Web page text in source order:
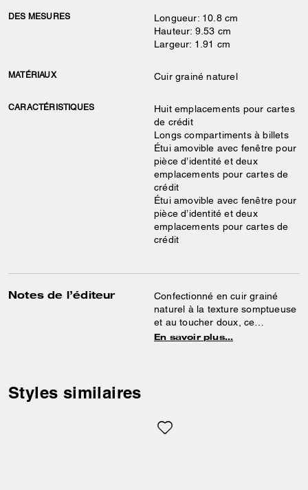
DES MESURES
Longueur: 10.8 cm
Hauteur: 9.53 cm
Largeur: 1.91 cm
MATÉRIAUX Cuir grainé naturel
CARACTÉRISTIQUES
Huit emplacements pour cartes
de crédit
Longs compartiments à billets
Étui amovible avec fenêtre pour
pièce d’identité et deux
emplacements pour cartes de
crédit
Étui amovible avec fenêtre pour
pièce d’identité et deux
emplacements pour cartes de
crédit
Notes de l’éditeur
Confectionné en cuir grainé
naturel à la texture somptueuse
et au toucher doux, ce
portefeuille à deux volets
En savoir plus…
Styles similaires